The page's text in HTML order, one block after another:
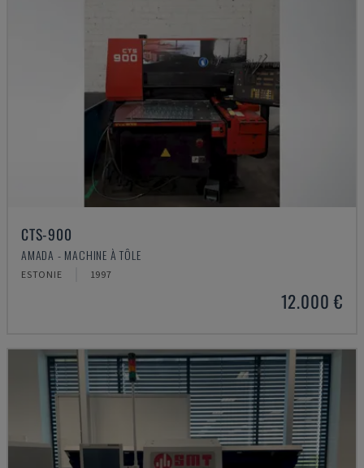
CTS-900
AMADA - MACHINE À TÔLE
ESTONIE 1997
12.000 €